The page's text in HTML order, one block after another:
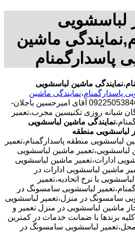
لباسشویی
ماشین
پاسدارگمنام
،نمایندگی ماشین لباسشویی
پاسدارگمنام،نمایندگی ماشین
با09225053846 آقای امیرحسین باجلان-
شبانه روزی تکنیسین مجرب،تعمیر
نمایندگی ماشین لباسشویی
لباسشویی منطقه
لباسشویی منطقه پاسدارگمنام،تعمیر
لباسشویی،تعمیر ماشین لباسشویی
ادارات،تعمیر ماشین لباسشویی
ماشین لباسشویی ادارات در
با نرخ اتحادیه،تعمیر
لباسشویی سامسونگ در
سامسونگ در منزل،تعمیر لباسشویی
ماشین لباسشویی در منزل تعمیر و
برندها با ضمانت خدمات در کمترین
محل،تعمیر لباسشویی سامسونگ در